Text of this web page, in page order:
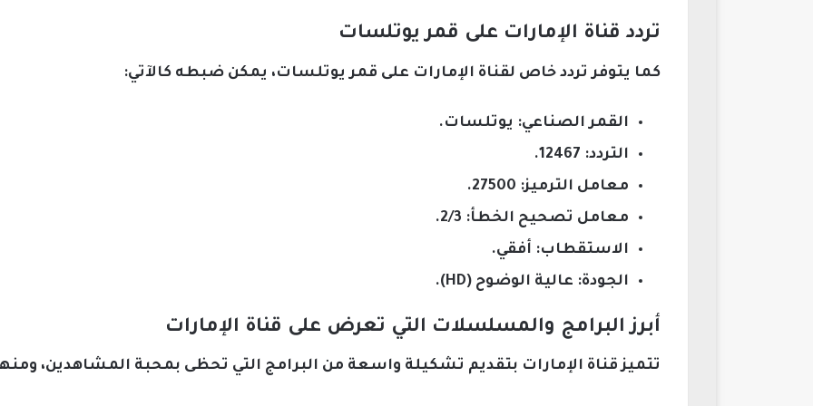
تردد قناة الإمارات على قمر يوتلسات
كما يتوفر تردد خاص لقناة الإمارات على قمر يوتلسات، يمكن ضبطه كالآتي:
القمر الصناعي: يوتلسات.
التردد: 12467.
معامل الترميز: 27500.
معامل تصحيح الخطأ: 2/3.
الاستقطاب: أفقي.
الجودة: عالية الوضوح (HD).
أبرز البرامج والمسلسلات التي تعرض على قناة الإمارات
تتميز قناة الإمارات بتقديم تشكيلة واسعة من البرامج التي تحظى بمحبة المشاهدين،